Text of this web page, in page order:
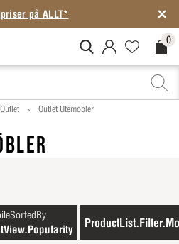
på ALLT*
MitIlva.Login 0
Outlet Outlet Utemöbler